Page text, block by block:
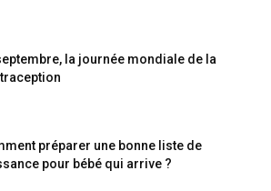
la journée mondiale de la
préparer une bonne liste de
pour bébé qui arrive ?